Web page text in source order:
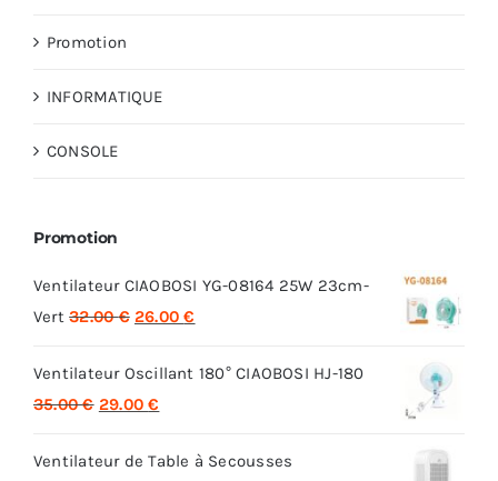
Promotion
INFORMATIQUE
CONSOLE
Promotion
Ventilateur CIAOBOSI YG-08164 25W 23cm-
Vert 32.00€ Le
initial
était :
26.00€
actuel
Ventilateur Oscillant 180° CIAOBOSI HJ-180
35.00€ Le
initial
29.00€
actuel
Ventilateur de Table à Secousses